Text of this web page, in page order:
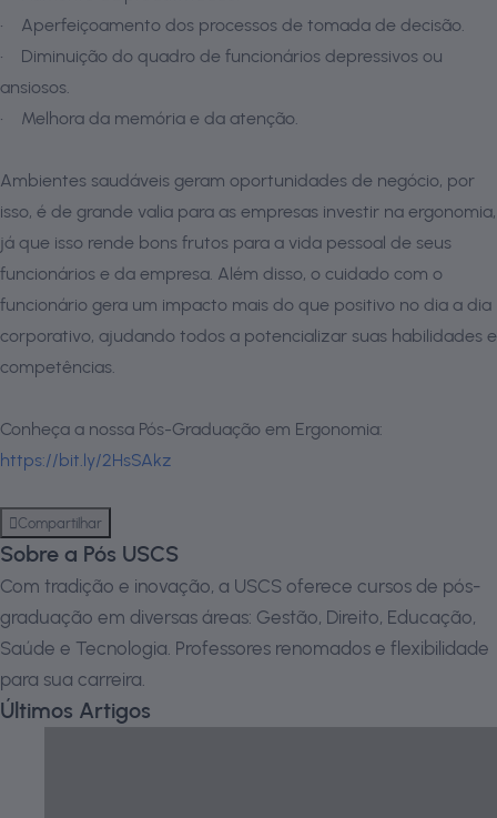
• Aperfeiçoamento dos processos de tomada de decisão.
• Diminuição do quadro de funcionários depressivos ou
ansiosos.
• Melhora da memória e da atenção.
Ambientes saudáveis geram oportunidades de negócio, por
isso, é de grande valia para as empresas investir na ergonomia,
já que isso rende bons frutos para a vida pessoal de seus
funcionários e da empresa. Além disso, o cuidado com o
funcionário gera um impacto mais do que positivo no dia a dia
corporativo, ajudando todos a potencializar suas habilidades e
competências.
Conheça a nossa Pós-Graduação em Ergonomia:
https://bit.ly/2HsSAkz
Compartilhar
Sobre a Pós USCS
Com tradição e inovação, a USCS oferece cursos de pós-
graduação em diversas áreas: Gestão, Direito, Educação,
Saúde e Tecnologia. Professores renomados e flexibilidade
para sua carreira.
Últimos Artigos